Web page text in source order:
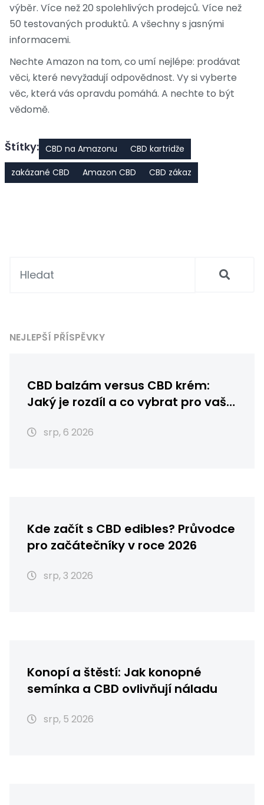
výběr. Více než 20 spolehlivých prodejců. Více než
50 testovaných produktů. A všechny s jasnými
informacemi.
Nechte Amazon na tom, co umí nejlépe: prodávat
věci, které nevyžadují odpovědnost. Vy si vyberte
věc, která vás opravdu pomáhá. A nechte to být
vědomě.
Štítky: CBD na Amazonu
CBD kartridže
zakázané CBD
Amazon CBD CBD zákaz
NEJLEPŠÍ PŘÍSPĚVKY
CBD balzám versus CBD krém:
Jaký je rozdíl a co vybrat pro vaši
srp, 6 2026
Kde začít s CBD edibles? Průvodce
pro začátečníky v roce 2026
srp, 3 2026
Konopí a štěstí: Jak konopné
semínka a CBD ovlivňují náladu
srp, 5 2026